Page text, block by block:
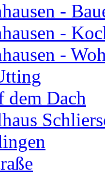
-
-
-
dem Dach